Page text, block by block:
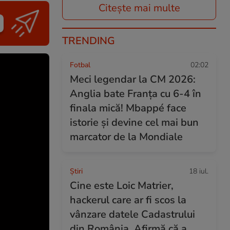
Citește mai multe
TRENDING
Fotbal 02:02
Meci legendar la CM 2026:
Anglia bate Franța cu 6-4 în
finala mică! Mbappé face
istorie și devine cel mai bun
marcator de la Mondiale
Ştiri 18 iul.
Cine este Loic Matrier,
hackerul care ar fi scos la
vânzare datele Cadastrului